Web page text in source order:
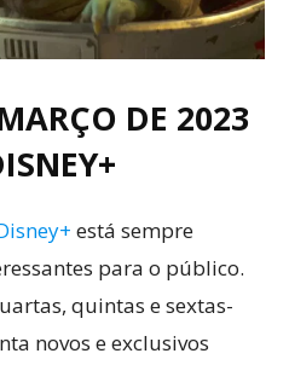
DE 2023
está sempre
para o público.
quintas e sextas-
novos e exclusivos